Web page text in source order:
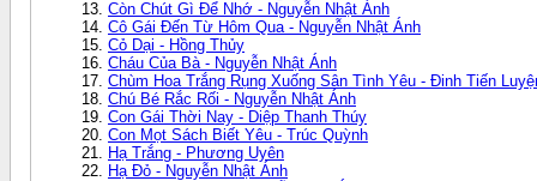
Còn Chút Gì Để Nhớ - Nguyễn Nhật Ánh
Cô Gái Đến Từ Hôm Qua - Nguyễn Nhật Ánh
Cỏ Dại - Hồng Thủy
Cháu Của Bà - Nguyễn Nhật Ánh
Chùm Hoa Trắng Rụng Xuống Sân Tình Yêu - Đinh Tiến
Chú Bé Rắc Rối - Nguyễn Nhật Ánh
Con Gái Thời Nay - Diệp Thanh Thúy
Con Mọt Sách Biết Yêu - Trúc Quỳnh
Hạ Trắng - Phương Uyên
Hạ Đỏ - Nguyễn Nhật Ánh